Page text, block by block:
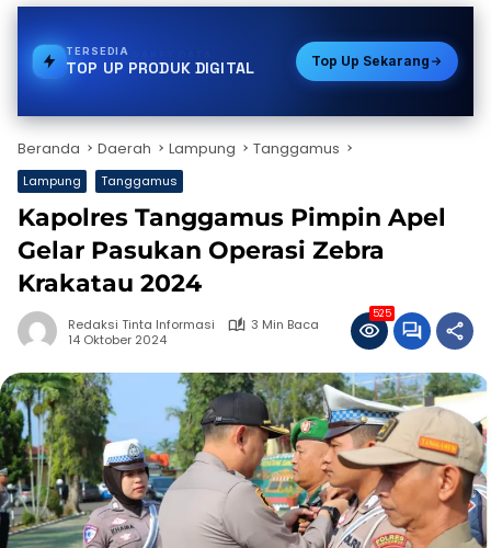
TERSEDIA
TOP UP PRODUK DIGITAL Top Up Sekarang
Beranda Daerah Lampung Tanggamus
Lampung Tanggamus
Kapolres Tanggamus Pimpin Apel
Gelar Pasukan Operasi Zebra
Krakatau 2024
Redaksi Tinta Informasi
3 Min Baca
14 Oktober 2024
525